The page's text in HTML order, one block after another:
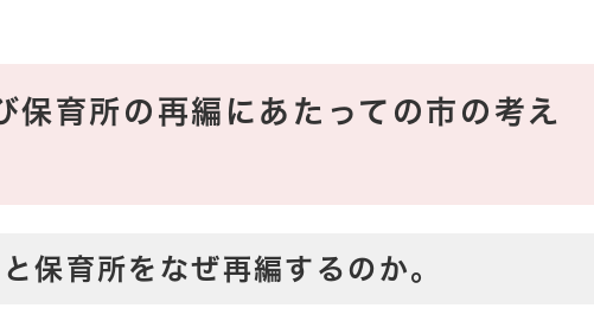
保育所の再編にあたっての市の考え
保育所をなぜ再編するのか。